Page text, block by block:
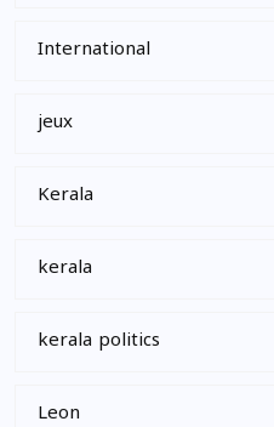
International
jeux
Kerala
kerala
kerala politics
Leon